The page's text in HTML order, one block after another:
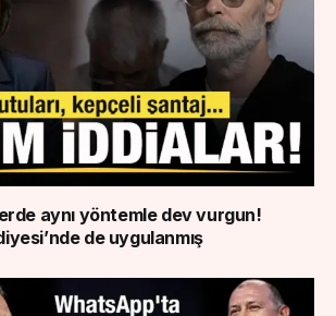
aynı yöntemle dev vurgun!
de uygulanmış